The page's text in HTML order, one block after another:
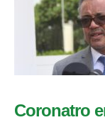
Coronatro